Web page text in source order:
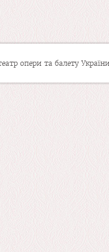
опери та балету